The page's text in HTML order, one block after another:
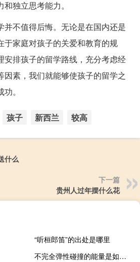
独立思考能力。
并不值得后悔。无论是在国内还是
于家庭对孩子的关爱和教育的规
安排孩子的留学路线，充分考虑经
因素，我们就能够使孩子的留学之
。
孩子 新西兰 较高
什么
下一篇
贵州人过年摆什么花
“听桓郎笛”的出处是哪里
不完全弹性碰撞的能量是如何损失的（完全非弹性碰撞损失的能量）